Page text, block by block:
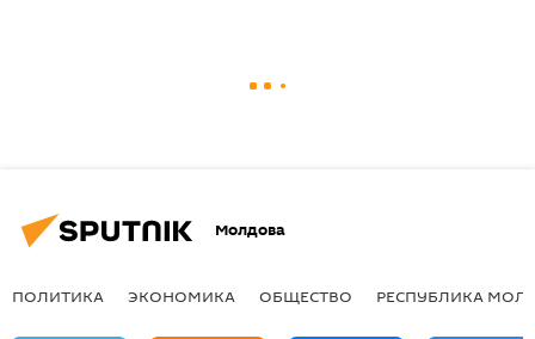
Молдова
ПОЛИТИКА ЭКОНОМИКА ОБЩЕСТВО РЕСПУБЛИКА